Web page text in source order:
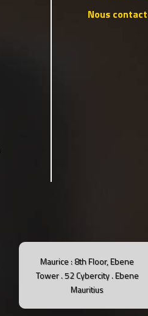
Nous
Maurice : 8th Floor, Ebene
Tower .52 Cybercity .Ebene
Mauritius